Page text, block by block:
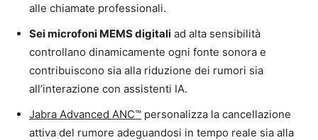
alle chiamate professionali.
Sei microfoni MEMS digitali ad alta sensibilità
controllano dinamicamente ogni fonte sonora e
contribuiscono sia alla riduzione dei rumori sia
all’interazione con assistenti IA.
Jabra Advanced ANC™ personalizza la cancellazione
attiva del rumore adeguandosi in tempo reale sia alla